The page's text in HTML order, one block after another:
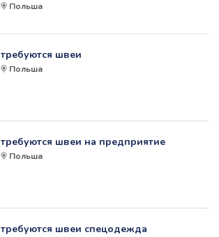
Польша
требуются швеи
Польша
требуются швеи на предприятие
Польша
требуются швеи спецодежда